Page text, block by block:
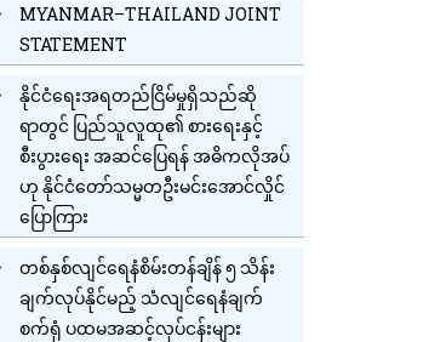
MYANMAR–THAILAND JOINT
STATEMENT
နိုင်ငံရေးအရတည်ငြိမ်မှုရှိသည်ဆို
ရာတွင် ပြည်သူလူထု၏ စားရေးနှင့်
စီးပွားရေး အဆင်ပြေရန် အဓိကလိုအပ်
ဟု နိုင်ငံတော်သမ္မတဦးမင်းအောင်လှိုင်
ပြောကြား
တစ်နှစ်လျင်ရေနံစိမ်းတန်ချိန် ၅ သိန်း
ချက်လုပ်နိုင်မည့် သံလျင်ရေနံချက်
စက်ရုံ ပထမအဆင့်လုပ်ငန်းများ